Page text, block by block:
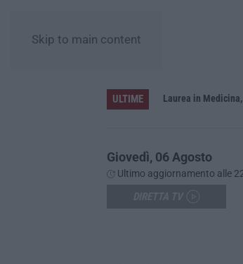
Skip to main content
ULTIME
Sistema bibliotecario vibonese, la dura replica di Soriano e Romeo: «Il fallimento è di chi ha staccato la spina» Laurea in
Giovedì, 06 Agosto
Ultimo aggiornamento alle